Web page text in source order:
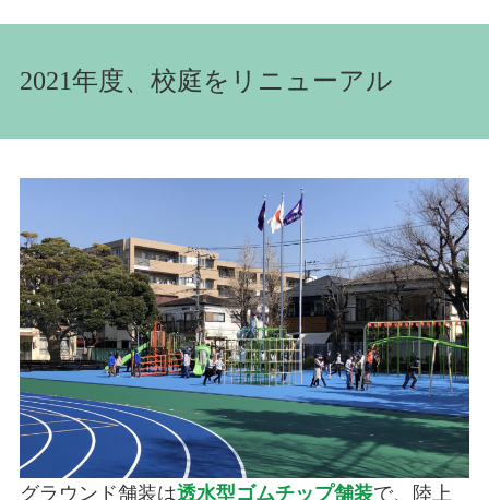
2021年度、校庭をリニューアル
グラウンド舗装は透水型ゴムチップ舗装で、陸上